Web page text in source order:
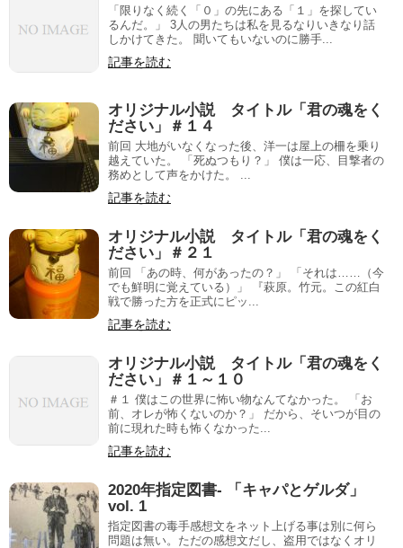
「限りなく続く「０」の先にある「１」を探してい
るんだ。」 3人の男たちは私を見るなりいきなり話
しかけてきた。 聞いてもいないのに勝手...
記事を読む
オリジナル小説 タイトル「君の魂をく
ださい」＃１４
前回 大地がいなくなった後、洋一は屋上の柵を乗り
越えていた。 「死ぬつもり？」 僕は一応、目撃者の
務めとして声をかけた。 ...
記事を読む
オリジナル小説 タイトル「君の魂をく
ださい」＃２１
前回 「あの時、何があったの？」 「それは……（今
でも鮮明に覚えている）」 『萩原。竹元。この紅白
戦で勝った方を正式にピッ...
記事を読む
オリジナル小説 タイトル「君の魂をく
ださい」＃１～１０
＃１ 僕はこの世界に怖い物なんてなかった。 「お
前、オレが怖くないのか？」 だから、そいつが目の
前に現れた時も怖くなかった...
記事を読む
2020年指定図書- 「キャパとゲルダ」
vol. 1
指定図書の毒手感想文をネット上げる事は別に何ら
問題は無い。ただの感想文だし、盗用ではなくオリ